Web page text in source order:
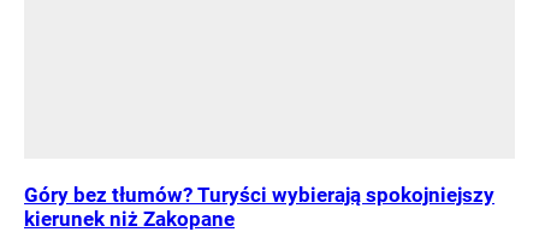
Góry bez tłumów? Turyści wybierają spokojniejszy
kierunek niż Zakopane